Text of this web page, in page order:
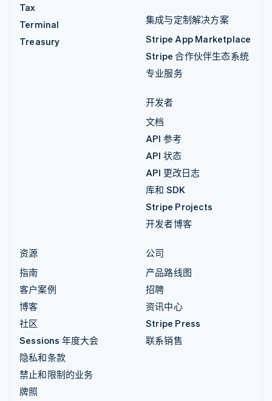
Tax
Terminal
Treasury
集成与定制解决方案
Stripe App Marketplace
Stripe 合作伙伴生态系统
专业服务
开发者
文档
API 参考
API 状态
API 更改日志
库和 SDK
Stripe Projects
开发者博客
资源
指南
客户案例
博客
社区
Sessions 年度大会
隐私和条款
禁止和限制的业务
牌照
公司
产品路线图
招聘
资讯中心
Stripe Press
联系销售